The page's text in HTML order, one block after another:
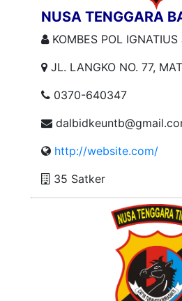
NUSA TENGGARA
KOMBES POL IGNATIUS
JL. LANGKO NO. 77,
0370-640347
http://website.com/
35 Satker